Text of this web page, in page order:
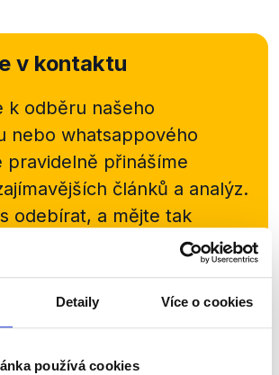
Detaily Více o cookies
používá cookies
v kontaktu
k odběru našeho
nebo whatsappového
pravidelně přinášíme
článků a analýz.
odebírat, a mějte tak
jaké dezinformace a